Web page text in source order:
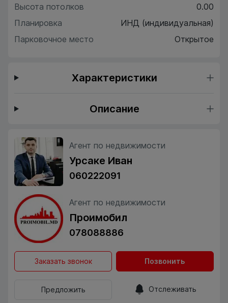
Высота потолков
0.00
Планировка
ИНД (индивидуальная)
Парковочное место
Открытое
Характеристики
Описание
Агент по недвижимости
Урсаке Иван
060222091
Агент по недвижимости
Проимобил
078088886
Заказать звонок Позвонить
Предложить Отслеживать